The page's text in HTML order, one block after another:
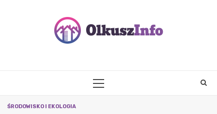
PRIMARY
ŚRODOWISKO I EKOLOGIA